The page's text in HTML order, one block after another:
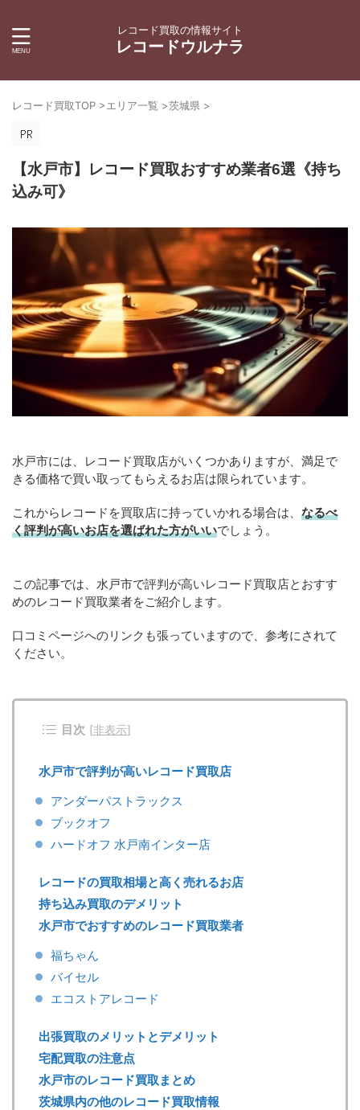
レコード買取の情報サイト
レコードウルナラ
レコード買取TOP >エリア一覧 >茨城県 >
【水戸市】レコード買取おすすめ業者6選《持ち
込み可》
水戸市には、レコード買取店がいくつかありますが、満足で
きる価格で買い取ってもらえるお店は限られています。
これからレコードを買取店に持っていかれる場合は、 なるべ
く評判が高いお店を選ばれた方がいいでしょう。
この記事では、水戸市で評判が高いレコード買取店とおすす
めのレコード買取業者をご紹介します。
口コミページへのリンクも張っていますので、参考にされて
ください。
目次 [非表示]
水戸市で評判が高いレコード買取店
アンダーパストラックス
ブックオフ
ハードオフ 水戸南インター店
レコードの買取相場と高く売れるお店
持ち込み買取のデメリット
水戸市でおすすめのレコード買取業者
福ちゃん
バイセル
エコストアレコード
出張買取のメリットとデメリット
宅配買取の注意点
水戸市のレコード買取まとめ
茨城県内の他のレコード買取情報